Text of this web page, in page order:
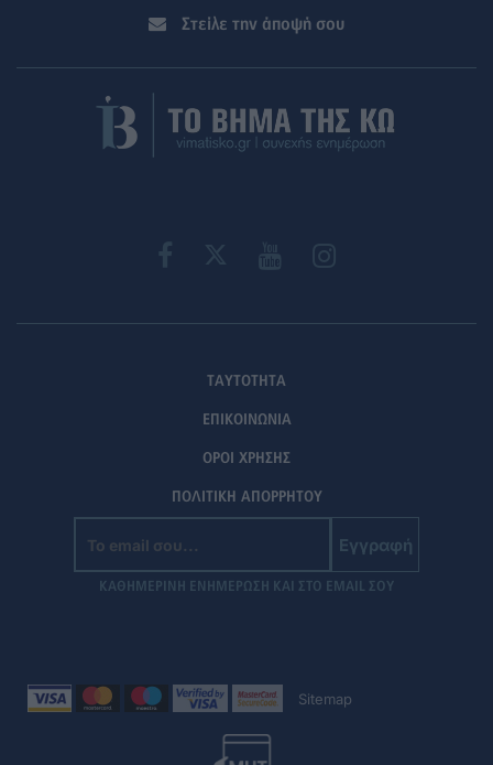
Στείλε την άποψή σου
ΤΑΥΤΟΤΗΤΑ
ΕΠΙΚΟΙΝΩΝΙΑ
ΟΡΟΙ ΧΡΗΣΗΣ
ΠΟΛΙΤΙΚΗ ΑΠΟΡΡΗΤΟΥ
Εγγραφή
ΚΑΘΗΜΕΡΙΝΗ ΕΝΗΜΕΡΩΣΗ ΚΑΙ ΣΤΟ EMAIL ΣΟΥ
Sitemap